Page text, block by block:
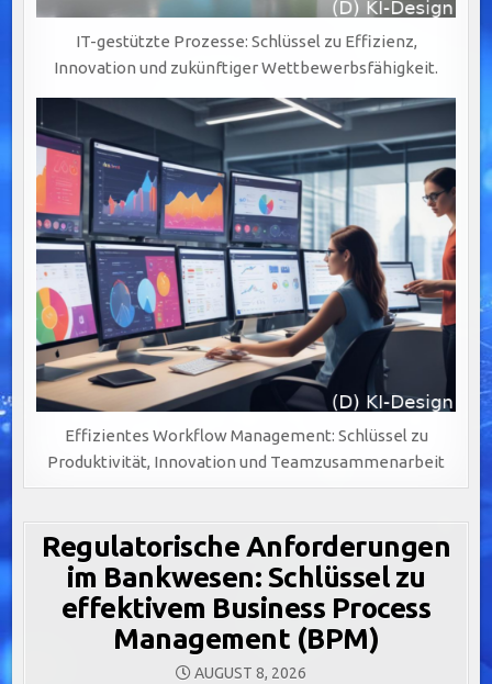
IT-gestützte Prozesse: Schlüssel zu Effizienz,
Innovation und zukünftiger Wettbewerbsfähigkeit.
Effizientes Workflow Management: Schlüssel zu
Produktivität, Innovation und Teamzusammenarbeit
Regulatorische Anforderungen
im Bankwesen: Schlüssel zu
effektivem Business Process
Management (BPM)
AUGUST 8, 2026